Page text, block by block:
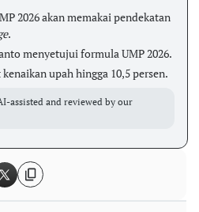
2026 akan memakai pendekatan
.
menyetujui formula UMP 2026.
upah hingga 10,5 persen.
assisted and reviewed by our